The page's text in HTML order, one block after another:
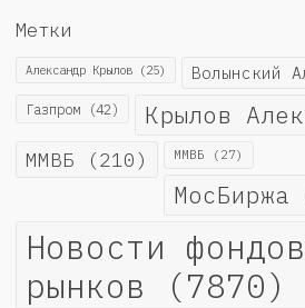
Метки
Александр Крылов (25) Волынский
Газпром (42) Крылов
ММВБ (210) ММВБ (27)
МосБиржа
Новости
рынков (7870)